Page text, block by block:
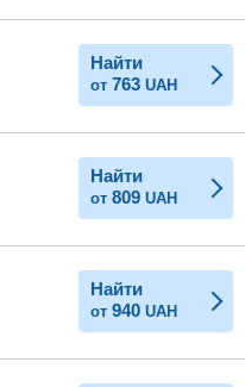
Найти
от 763 UAH
Найти
от 809 UAH
Найти
от 940 UAH